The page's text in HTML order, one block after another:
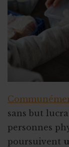
sans but
personnes
poursuivent